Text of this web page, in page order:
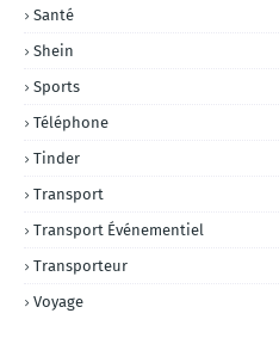
Santé
Shein
Sports
Téléphone
Tinder
Transport
Transport Événementiel
Transporteur
Voyage